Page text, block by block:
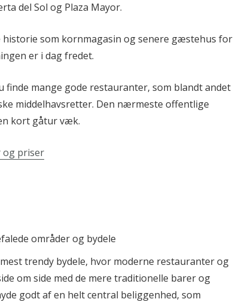
del Sol og Plaza Mayor.
som kornmagasin og senere gæstehus for
er i dag fredet.
mange gode restauranter, som blandt andet
middelhavsretter. Den nærmeste offentlige
kort gåtur væk.
og priser
trendy bydele, hvor moderne restauranter og
om side med de mere traditionelle barer og
godt af en helt central beliggenhed, som